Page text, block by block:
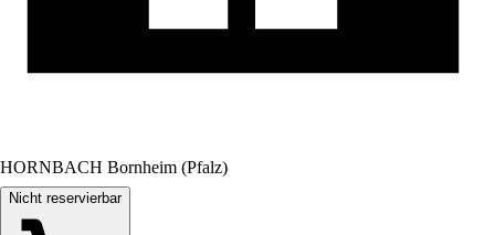
HORNBACH Bornheim (Pfalz)
Nicht reservierbar